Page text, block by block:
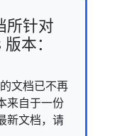
所针对
本：
文档已不再
来自于一份
新文档，请